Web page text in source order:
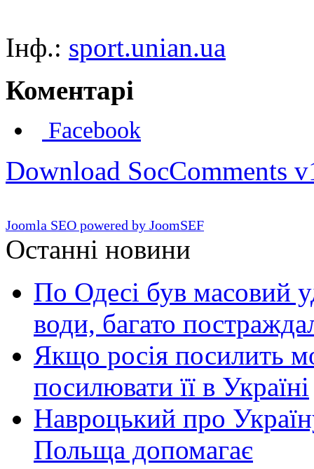
Інф.: sport.unian.ua
Коментарі
Facebook
Download SocComments
Joomla SEO powered by JoomSEF
Останні новини
По Одесі був масовий
води, багато
Якщо росія посилить
посилювати її в Україні
Навроцький про
Польща допомагає